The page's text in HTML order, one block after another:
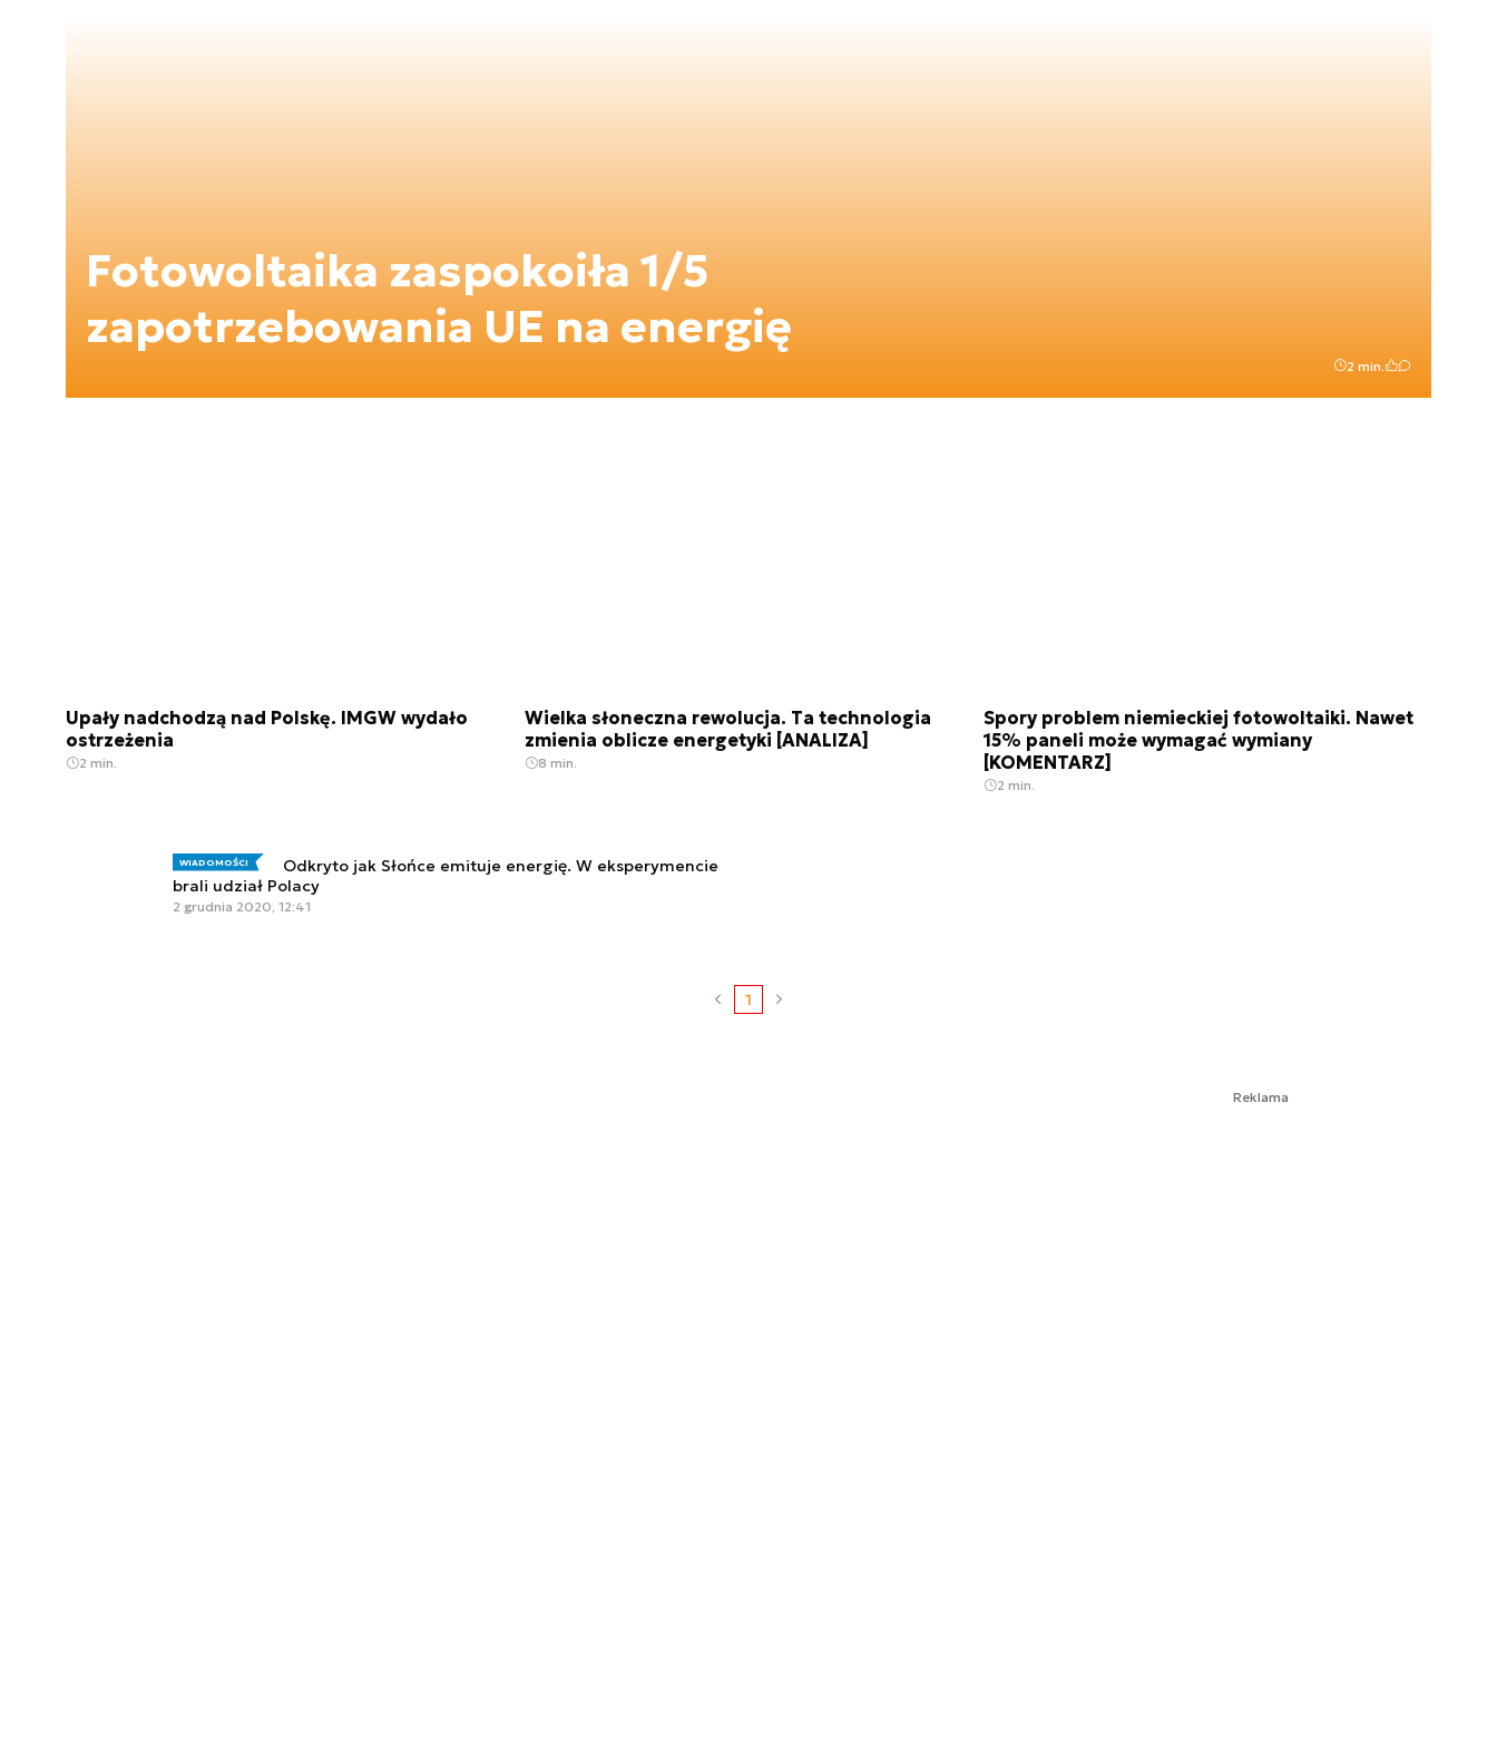
Fotowoltaika zaspokoiła 1/5
zapotrzebowania UE na energię
2 min.
Upały nadchodzą nad Polskę. IMGW wydało
ostrzeżenia
2 min.
Wielka słoneczna rewolucja. Ta technologia
zmienia oblicze energetyki [ANALIZA]
8 min.
Spory problem niemieckiej fotowoltaiki. Nawet
15% paneli może wymagać wymiany
[KOMENTARZ]
2 min.
WIADOMOŚCI
Odkryto jak Słońce emituje energię. W eksperymencie
brali udział Polacy
2 grudnia 2020, 12:41
1
Reklama